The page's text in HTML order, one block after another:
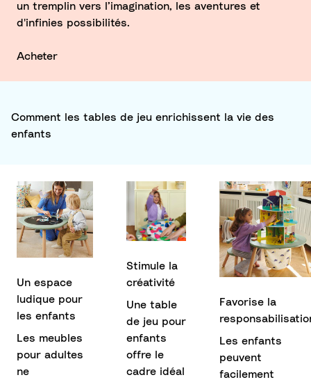
un tremplin vers l’imagination, les aventures et
d'infinies possibilités.
Acheter
Comment les tables de jeu enrichissent la vie des
enfants
Un espace
ludique pour
les enfants
Les meubles
pour adultes
ne
Stimule la
créativité
Une table
de jeu pour
enfants
offre le
cadre idéal
Favorise la
Les enfants
peuvent
facilement